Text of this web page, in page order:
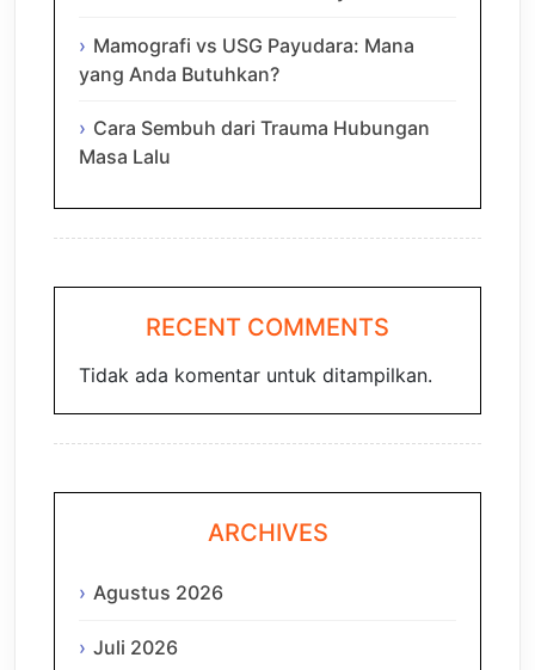
Mamografi vs USG Payudara: Mana
yang Anda Butuhkan?
Cara Sembuh dari Trauma Hubungan
Masa Lalu
RECENT COMMENTS
Tidak ada komentar untuk ditampilkan.
ARCHIVES
Agustus 2026
Juli 2026